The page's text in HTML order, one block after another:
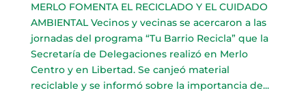
MERLO FOMENTA EL RECICLADO Y EL CUIDADO
AMBIENTAL Vecinos y vecinas se acercaron a las
jornadas del programa “Tu Barrio Recicla” que la
Secretaría de Delegaciones realizó en Merlo
Centro y en Libertad. Se canjeó material
reciclable y se informó sobre la importancia de...